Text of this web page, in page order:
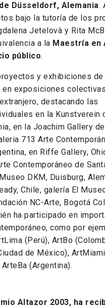
Düsseldorf, Alemania.
bajo la tutoría de los
Jetelovà y Rita
a la Maestría en
público.
y exhibiciones de
en exposiciones
destacando las
en la Kunstverein
en la Joachim Gallery
713 Arte
en Riffe Gallery,
Contemporáneo de
DKM, Duisburg,
Chile, galería El
NC-Arte, Bogotá
ha participado en
como por
(Perú), ArtBo
de México), ArtMiami
(Argentina).
Altazor 2003, ha